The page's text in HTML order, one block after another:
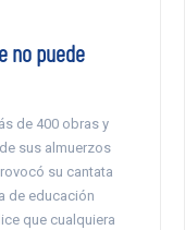
no puede
de 400 obras y
sus almuerzos
su cantata
de educación
que cualquiera